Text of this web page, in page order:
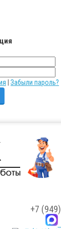
Забыли пароль?
+7